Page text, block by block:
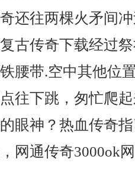
还往两棵火矛间
古传奇下载经过
腰带.空中其他位
往下跳，匆忙爬
眼神？热血传奇
网通传奇3000ok